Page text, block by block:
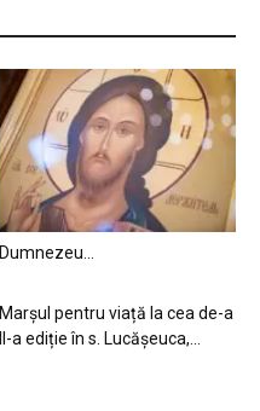
Dumnezeu…
Marșul pentru viață la cea de-a
II-a ediție în s. Lucășeuca,...